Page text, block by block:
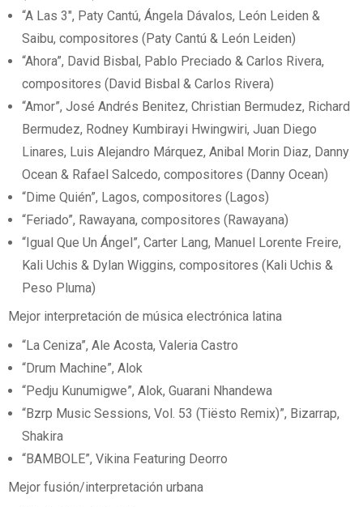
“A Las 3″, Paty Cantú, Ángela Dávalos, León Leiden &
Saibu, compositores (Paty Cantú & León Leiden)
“Ahora”, David Bisbal, Pablo Preciado & Carlos Rivera,
compositores (David Bisbal & Carlos Rivera)
“Amor”, José Andrés Benitez, Christian Bermudez, Richard
Bermudez, Rodney Kumbirayi Hwingwiri, Juan Diego
Linares, Luis Alejandro Márquez, Anibal Morin Diaz, Danny
Ocean & Rafael Salcedo, compositores (Danny Ocean)
“Dime Quién”, Lagos, compositores (Lagos)
“Feriado”, Rawayana, compositores (Rawayana)
“Igual Que Un Ángel”, Carter Lang, Manuel Lorente Freire,
Kali Uchis & Dylan Wiggins, compositores (Kali Uchis &
Peso Pluma)
Mejor interpretación de música electrónica latina
“La Ceniza”, Ale Acosta, Valeria Castro
“Drum Machine”, Alok
“Pedju Kunumigwe”, Alok, Guarani Nhandewa
“Bzrp Music Sessions, Vol. 53 (Tiësto Remix)”, Bizarrap,
Shakira
“BAMBOLE”, Vikina Featuring Deorro
Mejor fusión/interpretación urbana